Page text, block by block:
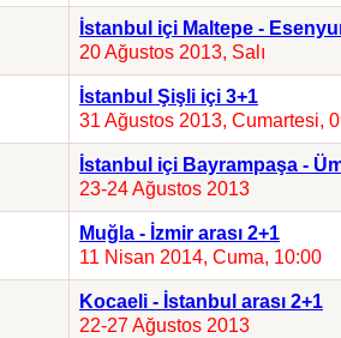
İstanbul içi Maltepe -
20 Ağustos 2013, Salı
İstanbul Şişli içi 3+1
31 Ağustos 2013, Cumartesi,
İstanbul içi Bayrampaşa -
23-24 Ağustos 2013
Muğla - İzmir arası 2+1
11 Nisan 2014, Cuma, 10:00
Kocaeli - İstanbul arası 2+1
22-27 Ağustos 2013